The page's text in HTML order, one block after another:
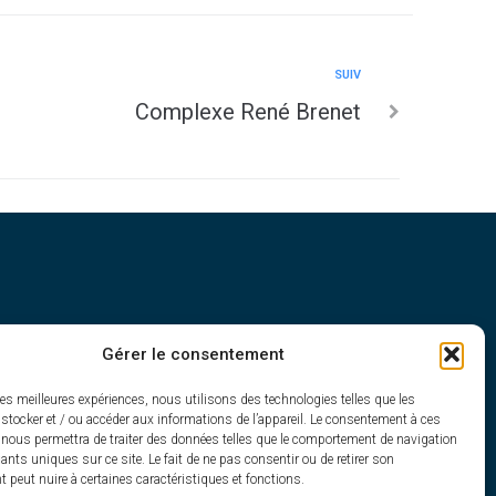
Gérer le consentement
meilleures expériences, nous utilisons des technologies telles que les
et / ou accéder aux informations de l’appareil. Le consentement à ces
permettra de traiter des données telles que le comportement de navigation
uniques sur ce site. Le fait de ne pas consentir ou de retirer son
peut nuire à certaines caractéristiques et fonctions.
SUIV
Complexe René Brenet